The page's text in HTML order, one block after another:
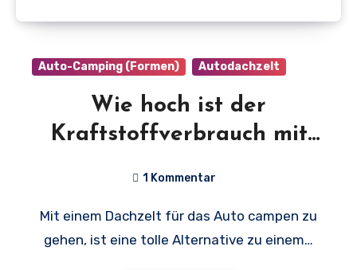
Auto-Camping (Formen) Autodachzelt
Wie hoch ist der
Kraftstoffverbrauch mit
1 Kommentar
Mit einem Dachzelt für das Auto campen zu
gehen, ist eine tolle Alternative zu einem…